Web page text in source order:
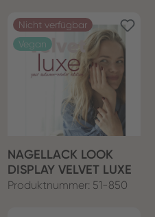
Nicht verfügbar
Vegan
NAGELLACK LOOK
DISPLAY VELVET LUXE
Produktnummer: 51-850